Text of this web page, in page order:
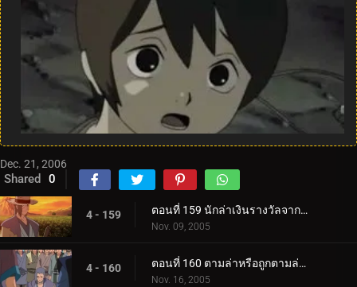
Dec. 21, 2006
Shared 0
4 - 159 ตอนที่ 159 นักล่าเงินรางวัลจากถิ่นทุรกันดาร
Nov. 09, 2005
4 - 160 ตอนที่ 160 ตามล่าหรือถูกตามล่า! การประลองที่ O.K. วัด!
Nov. 16, 2005